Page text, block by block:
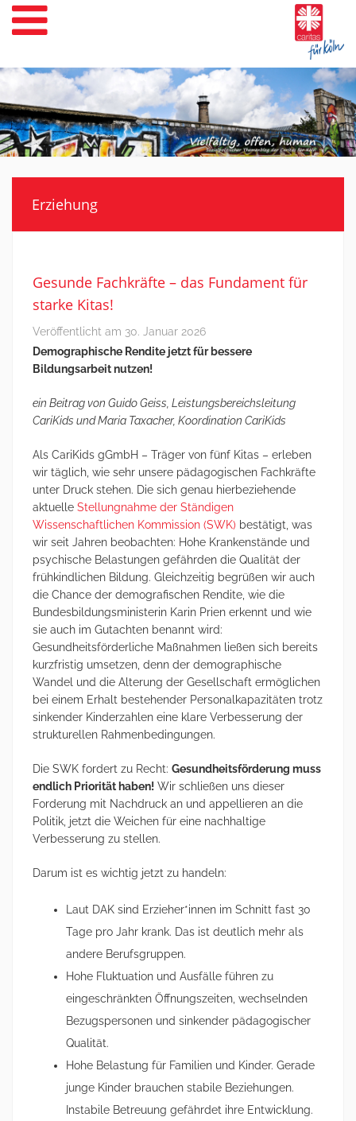
Weiter
zum
Inhalt
Erziehung
Gesunde Fachkräfte – das Fundament für
starke Kitas!
Veröffentlicht am 30. Januar 2026
Demographische Rendite jetzt für bessere
Bildungsarbeit nutzen!
ein Beitrag von Guido Geiss, Leistungsbereichsleitung
CariKids und Maria Taxacher, Koordination CariKids
Als CariKids gGmbH – Träger von fünf Kitas – erleben
wir täglich, wie sehr unsere pädagogischen Fachkräfte
unter Druck stehen. Die sich genau hierbeziehende
aktuelle Stellungnahme der Ständigen
Wissenschaftlichen Kommission (SWK) bestätigt, was
wir seit Jahren beobachten: Hohe Krankenstände und
psychische Belastungen gefährden die Qualität der
frühkindlichen Bildung. Gleichzeitig begrüßen wir auch
die Chance der demografischen Rendite, wie die
Bundesbildungsministerin Karin Prien erkennt und wie
sie auch im Gutachten benannt wird:
Gesundheitsförderliche Maßnahmen ließen sich bereits
kurzfristig umsetzen, denn der demographische
Wandel und die Alterung der Gesellschaft ermöglichen
bei einem Erhalt bestehender Personalkapazitäten trotz
sinkender Kinderzahlen eine klare Verbesserung der
strukturellen Rahmenbedingungen.
Die SWK fordert zu Recht: Gesundheitsförderung muss
endlich Priorität haben! Wir schließen uns dieser
Forderung mit Nachdruck an und appellieren an die
Politik, jetzt die Weichen für eine nachhaltige
Verbesserung zu stellen.
Darum ist es wichtig jetzt zu handeln:
Laut DAK sind Erzieher*innen im Schnitt fast 30
Tage pro Jahr krank. Das ist deutlich mehr als
andere Berufsgruppen.
Hohe Fluktuation und Ausfälle führen zu
eingeschränkten Öffnungszeiten, wechselnden
Bezugspersonen und sinkender pädagogischer
Qualität.
Hohe Belastung für Familien und Kinder. Gerade
junge Kinder brauchen stabile Beziehungen.
Instabile Betreuung gefährdet ihre Entwicklung.